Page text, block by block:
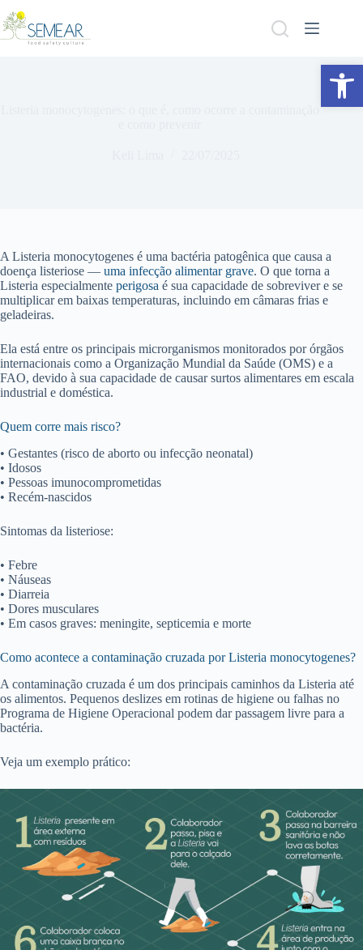
Abrir a barra de ferramentas
A Listeria monocytogenes é uma bactéria patogênica que causa a
doença listeriose — uma infecção alimentar grave. O que torna a
Listeria especialmente perigosa é sua capacidade de sobreviver e se
multiplicar em baixas temperaturas, incluindo em câmaras frias e
geladeiras.
Ela está entre os principais microrganismos monitorados por órgãos
internacionais como a Organização Mundial da Saúde (OMS) e a
FAO, devido à sua capacidade de causar surtos alimentares em escala
industrial e doméstica.
Quem corre mais risco?
• Gestantes (risco de aborto ou infecção neonatal)
• Idosos
• Pessoas imunocomprometidas
• Recém-nascidos
Sintomas da listeriose:
• Febre
• Náuseas
• Diarreia
• Dores musculares
• Em casos graves: meningite, septicemia e morte
Como acontece a contaminação cruzada por Listeria monocytogenes?
A contaminação cruzada é um dos principais caminhos da Listeria até
os alimentos. Pequenos deslizes em rotinas de higiene ou falhas no
Programa de Higiene Operacional podem dar passagem livre para a
bactéria.
Veja um exemplo prático: